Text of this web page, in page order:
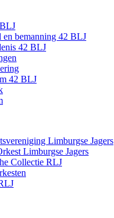
en bemanning 42 BLJ
42 BLJ
42 BLJ
Limburgse Jagers
Limburgse Jagers
Collectie RLJ